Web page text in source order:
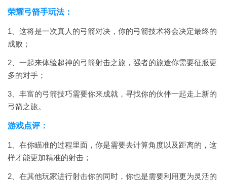
荣耀弓箭手玩法：
1、这将是一次真人的弓箭对决，你的弓箭技术将会决定最终的
成败；
2、一起来体验超神的弓箭射击之旅，强者的旅途你需要征服更
多的对手；
3、丰富的弓箭技巧需要你来成就，寻找你的伙伴一起走上新的
弓箭之旅。
游戏点评：
1、在你瞄准的过程里面，你是需要去计算角度以及距离的，这
样才能更加精准的射击；
2、在其他玩家进行射击你的同时，你也是需要利用更为灵活的